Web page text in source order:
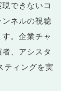
できないコ
ネルの視聴
。企業チャ
、アシスタ
ティングを実